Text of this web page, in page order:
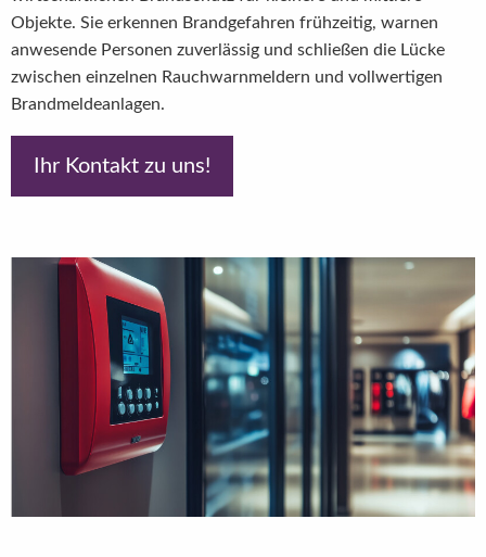
Objekte. Sie erkennen Brandgefahren frühzeitig, warnen
anwesende Personen zuverlässig und schließen die Lücke
zwischen einzelnen Rauchwarnmeldern und vollwertigen
Brandmeldeanlagen.
Ihr Kontakt zu uns!